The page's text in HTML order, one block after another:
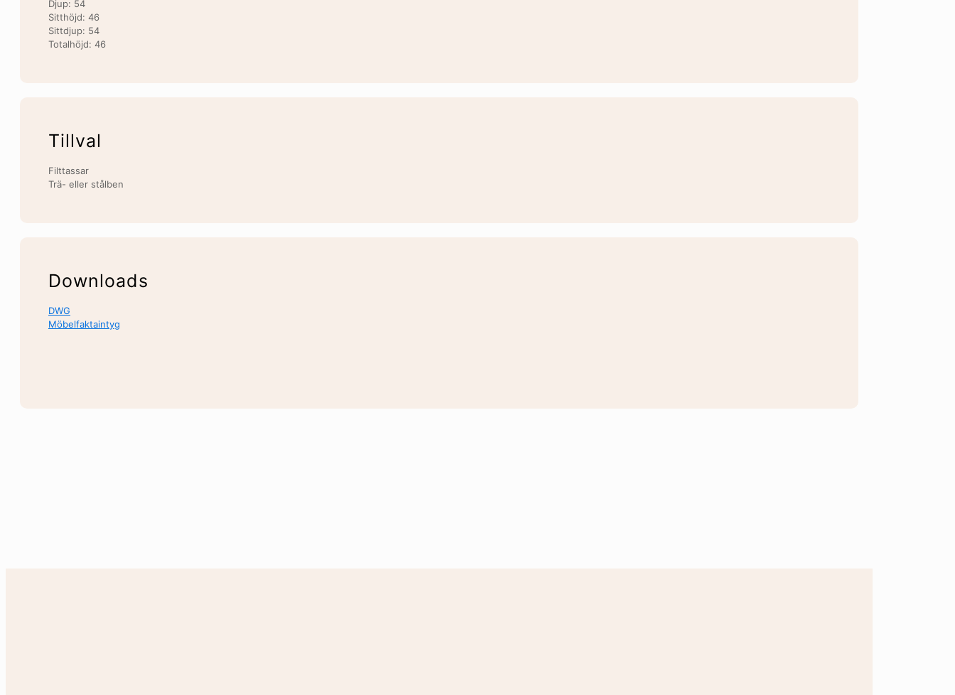
Djup: 54
Sitthöjd: 46
Sittdjup: 54
Totalhöjd: 46
Tillval
Filttassar
Trä- eller stålben
Downloads
DWG
Möbelfaktaintyg